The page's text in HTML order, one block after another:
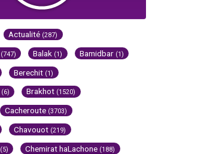
Actualité (287)
(747) Balak (1) Bamidbar (1)
Berechit (1)
(6) Brakhot (1520)
Cacheroute (3703)
Chavouot (219)
(5) Chemirat haLachone (188)